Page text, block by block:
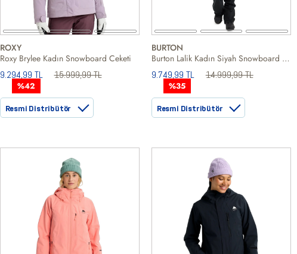
ROXY
Roxy Brylee Kadın Snowboard Ceketi
9.294,99 TL 15.999,99 TL
%42
Resmi Distribütör
BURTON
Burton Lalik Kadın Siyah Snowboard Ceketi
9.749,99 TL 14.999,99 TL
%35
Resmi Distribütör